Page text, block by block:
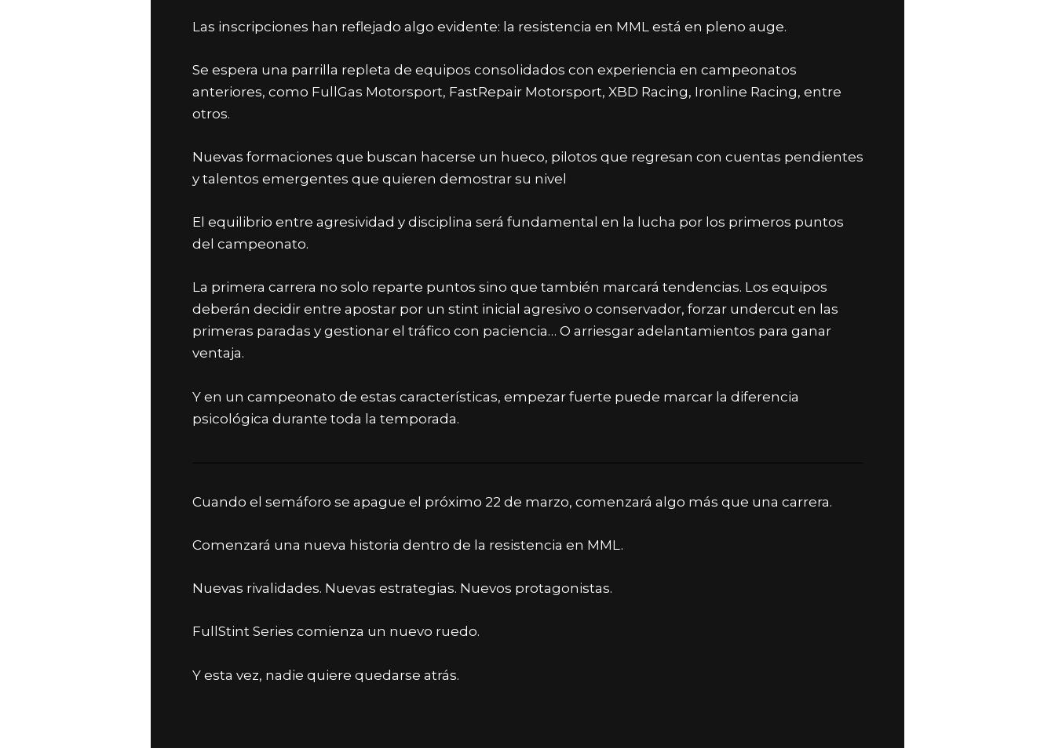
Las inscripciones han reflejado algo evidente: la resistencia en MML está en pleno auge.
Se espera una parrilla repleta de equipos consolidados con experiencia en campeonatos
anteriores, como FullGas Motorsport, FastRepair Motorsport, XBD Racing, Ironline Racing, entre
otros.
Nuevas formaciones que buscan hacerse un hueco, pilotos que regresan con cuentas pendientes
y talentos emergentes que quieren demostrar su nivel
El equilibrio entre agresividad y disciplina será fundamental en la lucha por los primeros puntos
del campeonato.
La primera carrera no solo reparte puntos sino que también marcará tendencias. Los equipos
deberán decidir entre apostar por un stint inicial agresivo o conservador, forzar undercut en las
primeras paradas y gestionar el tráfico con paciencia… O arriesgar adelantamientos para ganar
ventaja.
Y en un campeonato de estas características, empezar fuerte puede marcar la diferencia
psicológica durante toda la temporada.
Cuando el semáforo se apague el próximo 22 de marzo, comenzará algo más que una carrera.
Comenzará una nueva historia dentro de la resistencia en MML.
Nuevas rivalidades. Nuevas estrategias. Nuevos protagonistas.
FullStint Series comienza un nuevo ruedo.
Y esta vez, nadie quiere quedarse atrás.